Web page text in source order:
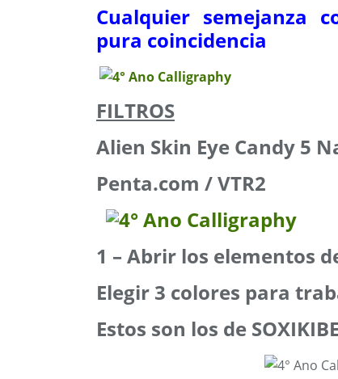
Cualquier semejanza
pura coincidencia
FILTROS
Alien Skin Eye Candy 5
Penta.com / VTR2
1 – Abrir los elementos
Elegir 3 colores para
Estos son los de